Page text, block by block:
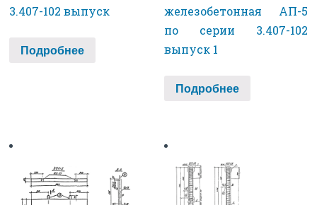
3.407-102 выпуск
Подробнее
железобетонная АП-5
по серии 3.407-102
выпуск 1
Подробнее